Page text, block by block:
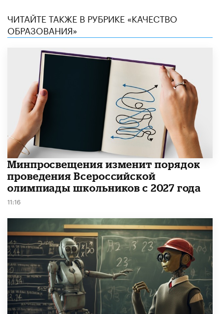
ЧИТАЙТЕ ТАКЖЕ В РУБРИКЕ «КАЧЕСТВО
ОБРАЗОВАНИЯ»
Минпросвещения изменит порядок
проведения Всероссийской
олимпиады школьников с 2027 года
11:16